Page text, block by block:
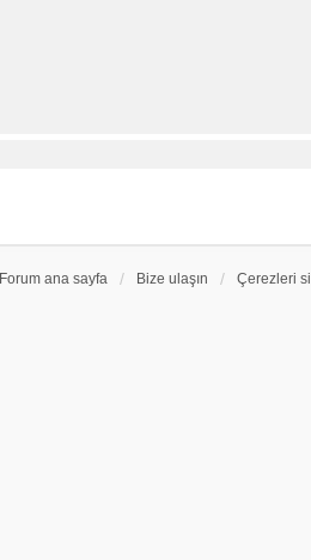
Forum ana sayfa Bize ulaşın Çerezleri sil